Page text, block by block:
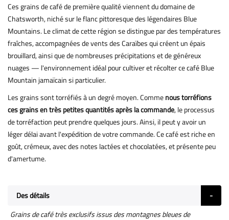
Ces grains de café de première qualité viennent du domaine de
Chatsworth, niché sur le flanc pittoresque des légendaires Blue
Mountains. Le climat de cette région se distingue par des températures
fraîches, accompagnées de vents des Caraïbes qui créent un épais
brouillard, ainsi que de nombreuses précipitations et de généreux
nuages — l'environnement idéal pour cultiver et récolter ce café Blue
Mountain jamaïcain si particulier.
Les grains sont torréfiés à un degré moyen. Commenous torréfions
ces grains en très petites quantités après la commande, le processus
de torréfaction peut prendre quelques jours. Ainsi, il peut y avoir un
léger délai avant l'expédition de votre commande. Ce café est riche en
goût, crémeux, avec des notes lactées et chocolatées, et présente peu
d'amertume.
Des détails
Grains de café très exclusifs issus des montagnes bleues de